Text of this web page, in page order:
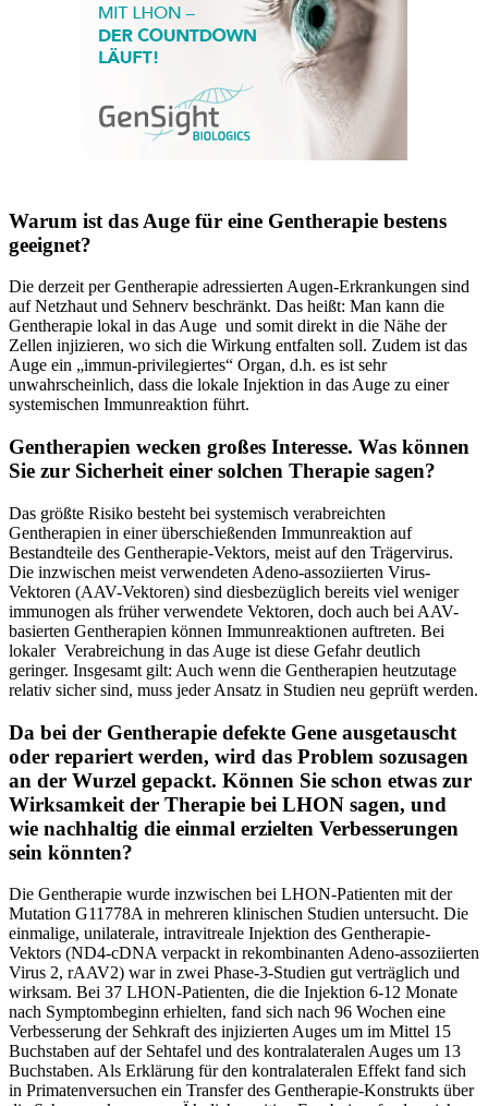
Warum ist das Auge für eine Gentherapie bestens
geeignet?
Die derzeit per Gentherapie adressierten Augen-Erkrankungen sind
auf Netzhaut und Sehnerv beschränkt. Das heißt: Man kann die
Gentherapie lokal in das Auge und somit direkt in die Nähe der
Zellen injizieren, wo sich die Wirkung entfalten soll. Zudem ist das
Auge ein „immun-privilegiertes“ Organ, d.h. es ist sehr
unwahrscheinlich, dass die lokale Injektion in das Auge zu einer
systemischen Immunreaktion führt.
Gentherapien wecken großes Interesse. Was können
Sie zur Sicherheit einer solchen Therapie sagen?
Das größte Risiko besteht bei systemisch verabreichten
Gentherapien in einer überschießenden Immunreaktion auf
Bestandteile des Gentherapie-Vektors, meist auf den Trägervirus.
Die inzwischen meist verwendeten Adeno-assoziierten Virus-
Vektoren (AAV-Vektoren) sind diesbezüglich bereits viel weniger
immunogen als früher verwendete Vektoren, doch auch bei AAV-
basierten Gentherapien können Immunreaktionen auftreten. Bei
lokaler Verabreichung in das Auge ist diese Gefahr deutlich
geringer. Insgesamt gilt: Auch wenn die Gentherapien heutzutage
relativ sicher sind, muss jeder Ansatz in Studien neu geprüft werden.
Da bei der Gentherapie defekte Gene ausgetauscht
oder repariert werden, wird das Problem sozusagen
an der Wurzel gepackt. Können Sie schon etwas zur
Wirksamkeit der Therapie bei LHON sagen, und
wie nachhaltig die einmal erzielten Verbesserungen
sein könnten?
Die Gentherapie wurde inzwischen bei LHON-Patienten mit der
Mutation G11778A in mehreren klinischen Studien untersucht. Die
einmalige, unilaterale, intravitreale Injektion des Gentherapie-
Vektors (ND4-cDNA verpackt in rekombinanten Adeno-assoziierten
Virus 2, rAAV2) war in zwei Phase-3-Studien gut verträglich und
wirksam. Bei 37 LHON-Patienten, die die Injektion 6-12 Monate
nach Symptombeginn erhielten, fand sich nach 96 Wochen eine
Verbesserung der Sehkraft des injizierten Auges um im Mittel 15
Buchstaben auf der Sehtafel und des kontralateralen Auges um 13
Buchstaben. Als Erklärung für den kontralateralen Effekt fand sich
in Primatenversuchen ein Transfer des Gentherapie-Konstrukts über